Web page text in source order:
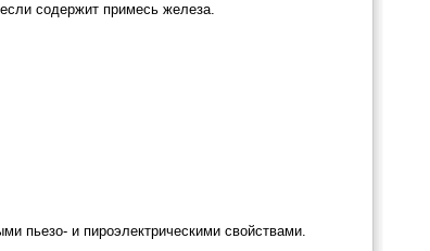
содержит примесь железа.
пьезо- и пироэлектрическими свойствами.